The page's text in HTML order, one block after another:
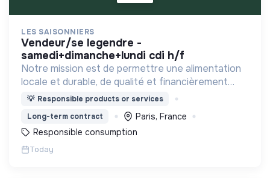
LES SAISONNIERS
vendeur/se legendre -
samedi+dimanche+lundi cdi h/f
Notre mission est de permettre une alimentation
locale et durable, de qualité et financièrement
abordable.
💡 Responsible products or services
Long-term contract
Paris, France
Responsible consumption
Today